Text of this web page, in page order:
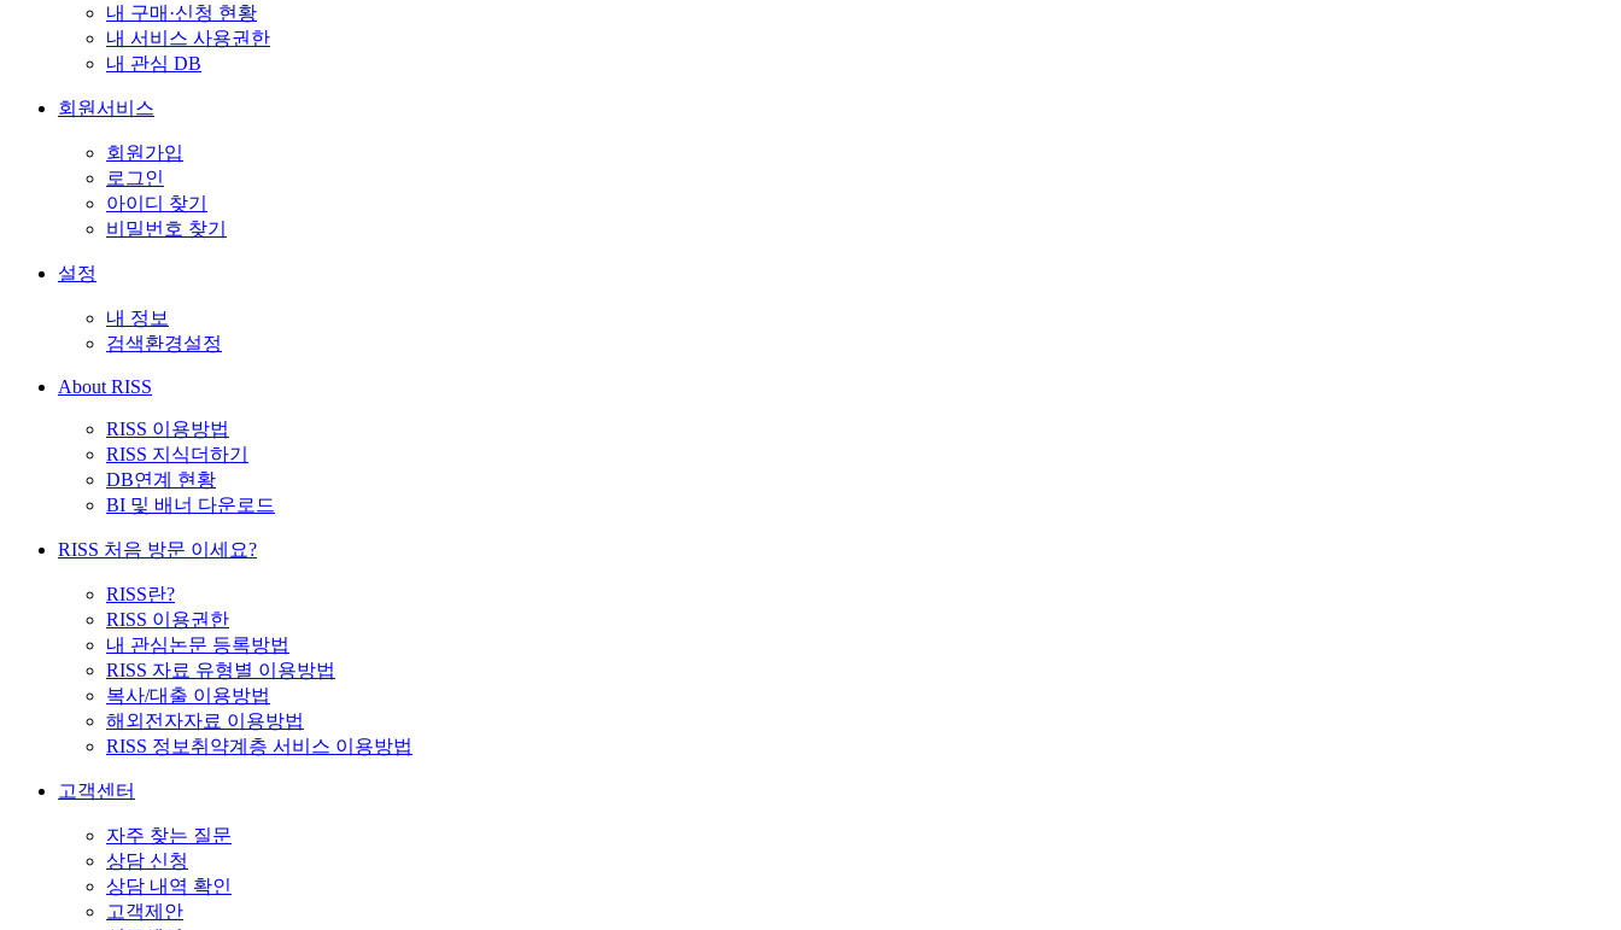
내 구매·신청 현황
내 서비스 사용권한
내 관심 DB
회원서비스
회원가입
로그인
아이디 찾기
비밀번호 찾기
설정
내 정보
검색환경설정
About RISS
RISS 이용방법
RISS 지식더하기
DB연계 현황
BI 및 배너 다운로드
RISS 처음 방문 이세요?
RISS란?
RISS 이용권한
내 관심논문 등록방법
RISS 자료 유형별 이용방법
복사/대출 이용방법
해외전자자료 이용방법
RISS 정보취약계층 서비스 이용방법
고객센터
자주 찾는 질문
상담 신청
상담 내역 확인
고객제안